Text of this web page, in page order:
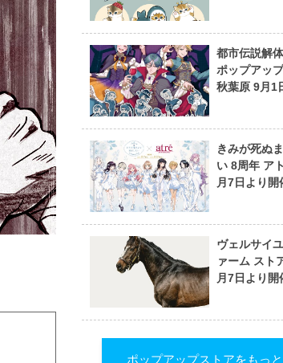
都市伝説解
ポップアッ
秋葉原 9月1
きみが死ぬ
い 8周年 ア
月7日より開
ヴェルサイ
ァーム スト
月7日より開
ポップアップストアをもっ